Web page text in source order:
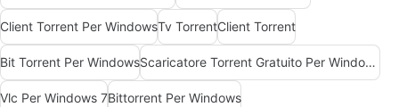
Client Torrent Per WindowsTv TorrentClient Torrent
Bit Torrent Per Windows Scaricatore Torrent Gratuito Per Windows
Vlc Per Windows 7Bittorrent Per Windows